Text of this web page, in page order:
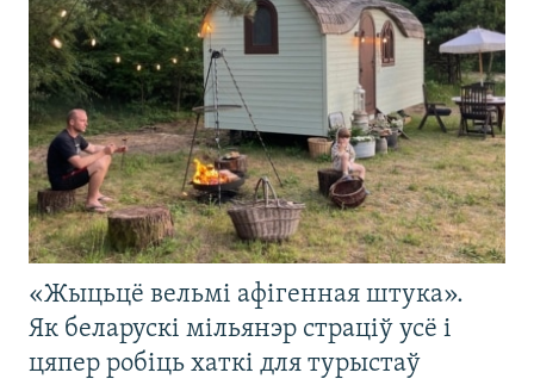
«Жыцьцё вельмі афігенная штука».
Як беларускі мільянэр страціў усё і
цяпер робіць хаткі для турыстаў